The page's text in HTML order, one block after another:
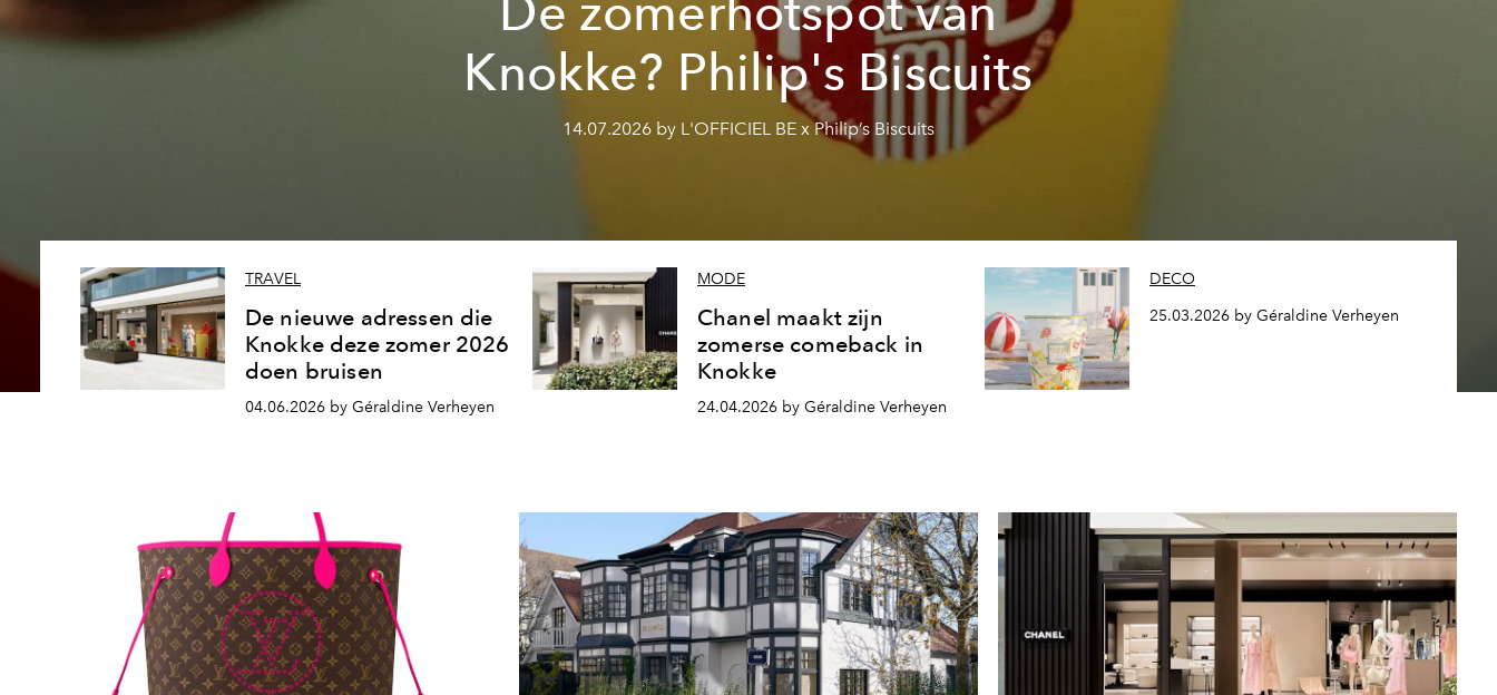
De zomerhotspot van
Knokke? Philip's Biscuits
14.07.2026 by L'OFFICIEL BE x Philip’s Biscuits
TRAVEL
De nieuwe adressen die
Knokke deze zomer 2026
doen bruisen
04.06.2026 by Géraldine Verheyen
MODE
Chanel maakt zijn
zomerse comeback in
Knokke
24.04.2026 by Géraldine Verheyen
DECO
25.03.2026 by Géraldine Verheyen